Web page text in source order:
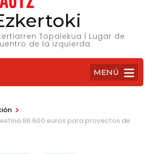
Topalekua | Lugar de
de la izquierda
MENÚ
>
86.600 euros para proyectos de